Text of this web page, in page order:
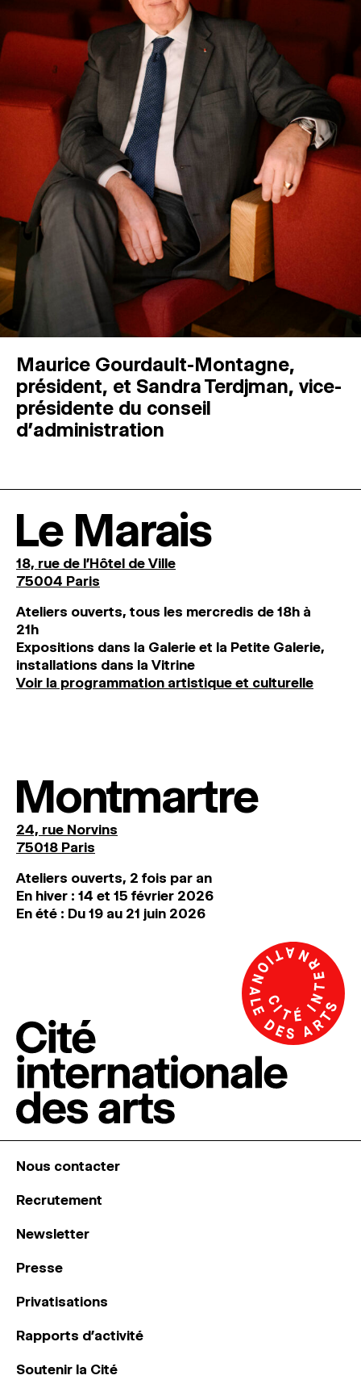
Maurice Gourdault-Montagne,
président, et Sandra Terdjman, vice-
présidente du conseil
d’administration
Le Marais
18, rue de l'Hôtel de Ville
75004 Paris
Ateliers ouverts, tous les mercredis de 18h à
21h
Expositions dans la Galerie et la Petite Galerie,
installations dans la Vitrine
Voir la programmation artistique et culturelle
Montmartre
24, rue Norvins
75018 Paris
Ateliers ouverts, 2 fois par an
En hiver : 14 et 15 février 2026
En été : Du 19 au 21 juin 2026
Nous contacter
Recrutement
Newsletter
Presse
Privatisations
Rapports d’activité
Soutenir la Cité